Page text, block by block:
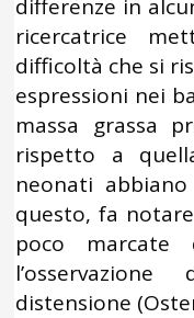
differenze in
ricercatrice
difficoltà che si
espressioni nei
massa grassa
rispetto a
neonati
questo, fa
poco marcate
distensione